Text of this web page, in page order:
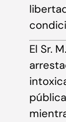
El Sr.
pública